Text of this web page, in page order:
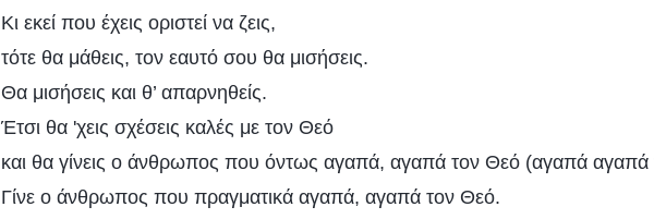
Kι εκεί που έχεις οριστεί να ζεις,
τότε θα μάθεις, τον εαυτό σου θα μισήσεις.
Θα μισήσεις και θ’ απαρνηθείς.
Έτσι θα 'χεις σχέσεις καλές με τον Θεό
και θα γίνεις ο άνθρωπος που όντως αγαπά, αγαπά τον Θεό (αγαπά αγαπά
Γίνε ο άνθρωπος που πραγματικά αγαπά, αγαπά τον Θεό.